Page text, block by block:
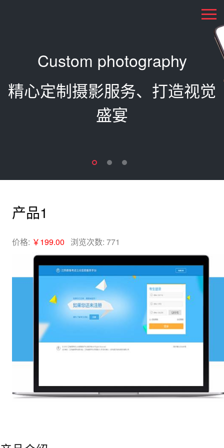
Custom photography
精心定制摄影服务、打造视觉
盛宴
产品1
价格: ￥199.00 浏览次数: 771